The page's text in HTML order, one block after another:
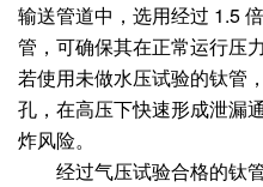
输送管道中，选用经过 1.5
管，可确保其在正常运行压
若使用未做水压试验的钛管
孔，在高压下快速形成泄漏
炸风险。
经过气压试验合格的钛